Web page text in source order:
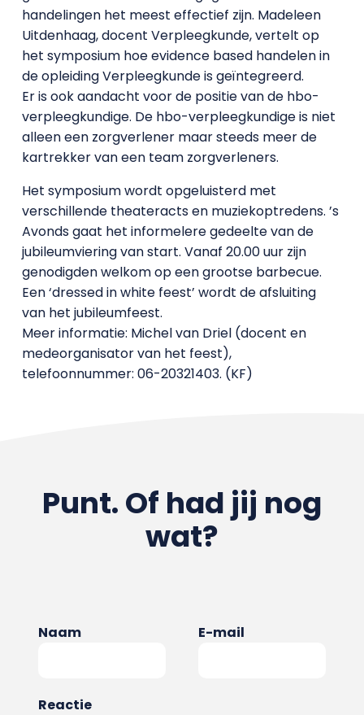
handelingen het meest effectief zijn. Madeleen
Uitdenhaag, docent Verpleegkunde, vertelt op
het symposium hoe evidence based handelen in
de opleiding Verpleegkunde is geïntegreerd.
Er is ook aandacht voor de positie van de hbo-
verpleegkundige. De hbo-verpleegkundige is niet
alleen een zorgverlener maar steeds meer de
kartrekker van een team zorgverleners.
Het symposium wordt opgeluisterd met
verschillende theateracts en muziekoptredens. ’s
Avonds gaat het informelere gedeelte van de
jubileumviering van start. Vanaf 20.00 uur zijn
genodigden welkom op een grootse barbecue.
Een ‘dressed in white feest’ wordt de afsluiting
van het jubileumfeest.
Meer informatie: Michel van Driel (docent en
medeorganisator van het feest),
telefoonnummer: 06-20321403. (KF)
Punt. Of had jij nog
wat?
Naam E-mail
Reactie